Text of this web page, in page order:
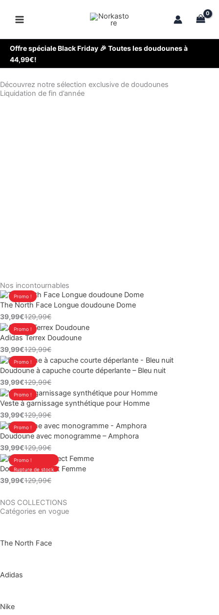
Offre spéciale Black Friday 🎉 Toutes les doudounes à
44,99€!
Découvrez notre sélection exclusive de doudounes
Liquidation de fin d’année
Nos incontournables
Promo !
The North Face Longue doudoune Dome
129,99€
Le
prix
initial
était :
129,99€.
39,99€
Le
prix
actuel
est :
39,99€.
Promo !
Adidas Terrex Doudoune
129,99€
Le
prix
initial
était :
129,99€.
39,99€
Le
prix
actuel
est :
39,99€.
Promo !
Doudoune à capuche courte déperlante – Bleu nuit
129,99€
Le
prix
initial
était :
129,99€.
39,99€
Le
prix
actuel
est :
39,99€.
Promo !
Veste à garnissage synthétique pour Homme
129,99€
Le
prix
initial
était :
129,99€.
39,99€
Le
prix
actuel
est :
39,99€.
Promo !
Doudoune avec monogramme – Amphora
129,99€
Le
prix
initial
était :
129,99€.
39,99€
Le
prix
actuel
est :
39,99€.
Promo !
Rupture de stock
Doudoune Puffect Femme
129,99€
Le
prix
initial
129,99€.
39,99€
Le
prix
actuel
39,99€.
NOS COLLECTIONS
Catégories en vogue
The North Face
Adidas
Nike